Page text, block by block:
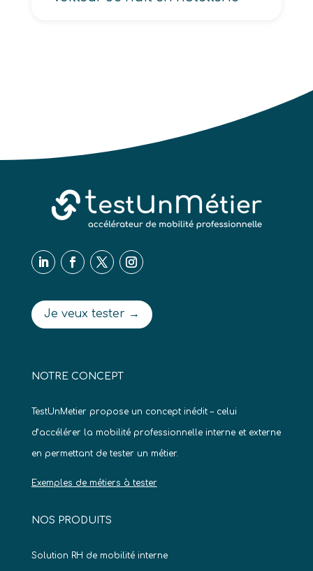
Je veux tester →
NOTRE CONCEPT
TestUnMetier propose un concept inédit – celui
d’accélérer la mobilité professionnelle interne et externe
en permettant de tester un métier.
Exemples de métiers à tester
NOS PRODUITS
Solution RH de mobilité interne